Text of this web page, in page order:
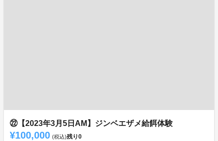
㉒【2023年3月5日AM】ジンベエザメ給餌体験
¥100,000 (税込)残り0